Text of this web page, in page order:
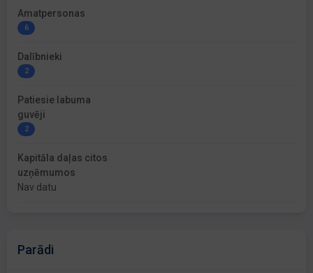
Amatpersonas
6
Dalībnieki
2
Patiesie labuma
guvēji
2
Kapitāla daļas citos
uzņēmumos
Nav datu
Parādi